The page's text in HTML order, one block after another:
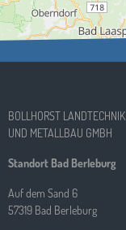
BOLLHORST LANDTECHNIK
UND METALLBAU GMBH
Standort Bad Berleburg
Auf dem Sand 6
57319 Bad Berleburg